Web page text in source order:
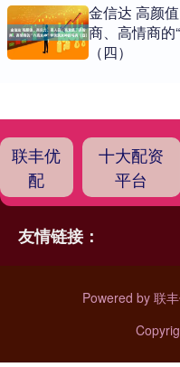
金信达 高颜
商、高情商的
（四）
联丰优
配
十大配资
平台
友情链接：
Powered by 联